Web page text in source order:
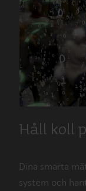
Håll koll
Dina smarta
system och